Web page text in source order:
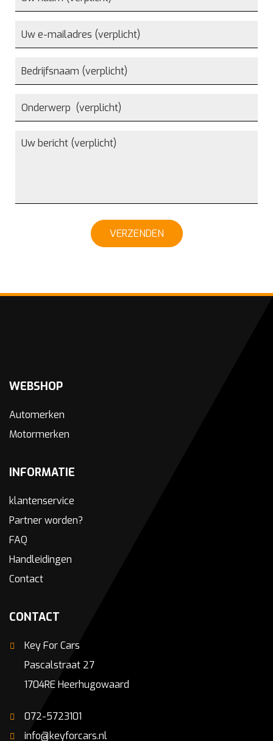
VERZENDEN
WEBSHOP
Automerken
Motormerken
INFORMATIE
klantenservice
Partner worden?
FAQ
Handleidingen
Contact
CONTACT
Key For Cars
Pascalstraat 27
1704RE Heerhugowaard
072-5723101
info@keyforcars.nl